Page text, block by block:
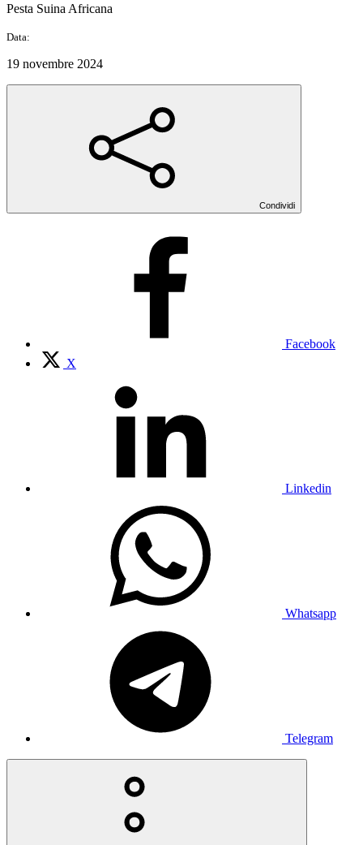
Pesta Suina Africana
Data:
19 novembre 2024
Condividi
Facebook
X
Linkedin
Whatsapp
Telegram